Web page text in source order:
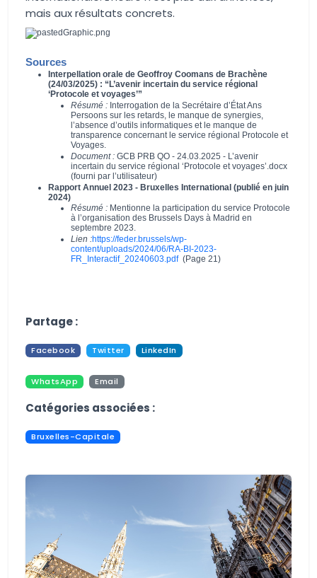
mais aux résultats concrets.
Sources
Interpellation orale de Geoffroy Coomans de Brachène
(24/03/2025) : “L’avenir incertain du service régional
‘Protocole et voyages’”
Résumé : Interrogation de la Secrétaire d’État Ans
Persoons sur les retards, le manque de synergies,
l’absence d’outils informatiques et le manque de
transparence concernant le service régional Protocole et
Voyages.
Document : GCB PRB QO - 24.03.2025 - L’avenir
incertain du service régional ‘Protocole et voyages’.docx
(fourni par l’utilisateur)
Rapport Annuel 2023 - Bruxelles International (publié en juin
2024)
Résumé : Mentionne la participation du service Protocole
à l’organisation des Brussels Days à Madrid en
septembre 2023.
Lien :https://feder.brussels/wp-
content/uploads/2024/06/RA-BI-2023-
FR_Interactif_20240603.pdf(Page 21)
Partage :
Facebook Twitter LinkedIn
WhatsApp Email
Catégories associées :
Bruxelles-Capitale